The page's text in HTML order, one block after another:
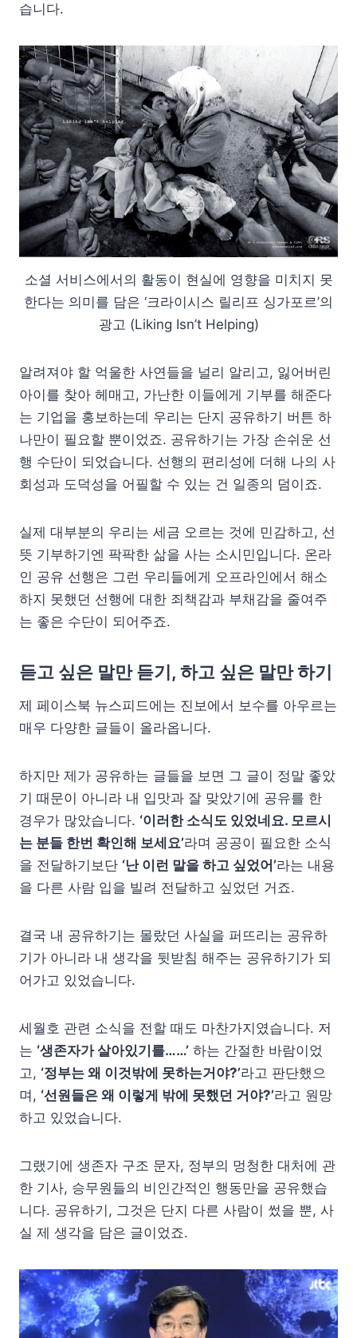
습니다.
소셜 서비스에서의 활동이 현실에 영향을 미치지 못
한다는 의미를 담은 ‘크라이시스 릴리프 싱가포르’의
광고 (Liking Isn’t Helping)
알려져야 할 억울한 사연들을 널리 알리고, 잃어버린
아이를 찾아 헤매고, 가난한 이들에게 기부를 해준다
는 기업을 홍보하는데 우리는 단지 공유하기 버튼 하
나만이 필요할 뿐이었죠. 공유하기는 가장 손쉬운 선
행 수단이 되었습니다. 선행의 편리성에 더해 나의 사
회성과 도덕성을 어필할 수 있는 건 일종의 덤이죠.
실제 대부분의 우리는 세금 오르는 것에 민감하고, 선
뜻 기부하기엔 팍팍한 삶을 사는 소시민입니다. 온라
인 공유 선행은 그런 우리들에게 오프라인에서 해소
하지 못했던 선행에 대한 죄책감과 부채감을 줄여주
는 좋은 수단이 되어주죠.
듣고 싶은 말만 듣기, 하고 싶은 말만 하기
제 페이스북 뉴스피드에는 진보에서 보수를 아우르는
매우 다양한 글들이 올라옵니다.
하지만 제가 공유하는 글들을 보면 그 글이 정말 좋았
기 때문이 아니라 내 입맛과 잘 맞았기에 공유를 한
경우가 많았습니다. ‘이러한 소식도 있었네요. 모르시
는 분들 한번 확인해 보세요’라며 공공이 필요한 소식
을 전달하기보단 ‘난 이런 말을 하고 싶었어’라는 내용
을 다른 사람 입을 빌려 전달하고 싶었던 거죠.
결국 내 공유하기는 몰랐던 사실을 퍼뜨리는 공유하
기가 아니라 내 생각을 뒷받침 해주는 공유하기가 되
어가고 있었습니다.
세월호 관련 소식을 전할 때도 마찬가지였습니다. 저
는 ‘생존자가 살아있기를……’ 하는 간절한 바람이었
고, ‘정부는 왜 이것밖에 못하는거야?’라고 판단했으
며, ‘선원들은 왜 이렇게 밖에 못했던 거야?’라고 원망
하고 있었습니다.
그랬기에 생존자 구조 문자, 정부의 멍청한 대처에 관
한 기사, 승무원들의 비인간적인 행동만을 공유했습
니다. 공유하기, 그것은 단지 다른 사람이 썼을 뿐, 사
실 제 생각을 담은 글이었죠.